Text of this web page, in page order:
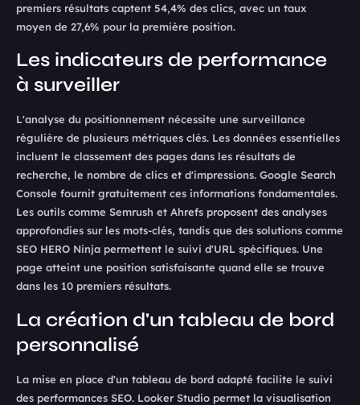
premiers résultats captent 54,4% des clics, avec un taux
moyen de 27,6% pour la première position.
Les indicateurs de performance
à surveiller
L'analyse du positionnement nécessite une surveillance
régulière de plusieurs métriques clés. Les données essentielles
incluent le classement des pages dans les résultats de
recherche, le nombre de clics et d'impressions. Google Search
Console fournit gratuitement ces informations fondamentales.
Les outils comme Semrush et Ahrefs proposent des analyses
approfondies sur les mots-clés, tandis que des solutions comme
SEO HERO Ninja permettent le suivi d'URL spécifiques. Une
page atteint une position satisfaisante quand elle se trouve
dans les 10 premiers résultats.
La création d'un tableau de bord
personnalisé
La mise en place d'un tableau de bord adapté facilite le suivi
des performances SEO. Looker Studio permet la visualisation